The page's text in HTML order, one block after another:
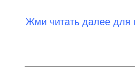
Жми читать далее для